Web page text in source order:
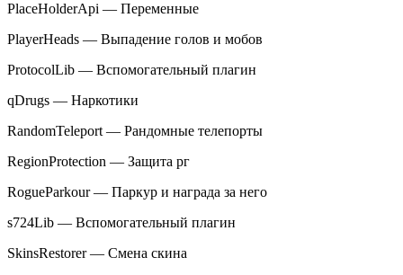
PlaceHolderApi — Переменные
PlayerHeads — Выпадение голов и мобов
ProtocolLib — Вспомогательный плагин
qDrugs — Наркотики
RandomTeleport — Рандомные телепорты
RegionProtection — Защита рг
RogueParkour — Паркур и награда за него
s724Lib — Вспомогательный плагин
SkinsRestorer — Смена скина